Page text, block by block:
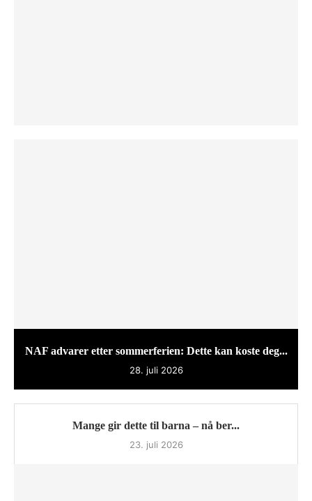
NAF advarer etter sommerferien: Dette kan koste deg...
28. juli 2026
Mange gir dette til barna – nå ber...
23. juli 2026